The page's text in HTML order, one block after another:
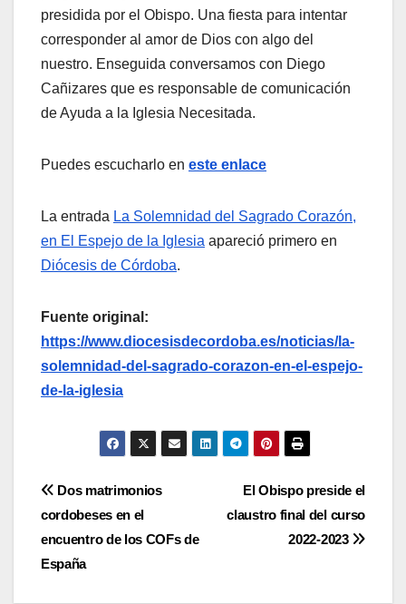
presidida por el Obispo. Una fiesta para intentar
corresponder al amor de Dios con algo del
nuestro. Enseguida conversamos con Diego
Cañizares que es responsable de comunicación
de Ayuda a la Iglesia Necesitada.
Puedes escucharlo en este enlace
La entrada La Solemnidad del Sagrado Corazón,
en El Espejo de la Iglesia apareció primero en
Diócesis de Córdoba.
Fuente original:
https://www.diocesisdecordoba.es/noticias/la-
solemnidad-del-sagrado-corazon-en-el-espejo-
de-la-iglesia
Navegación
de
entradas
El Obispo preside el
claustro final del curso
2022-2023
Dos matrimonios
cordobeses en el
encuentro de los COFs de
España